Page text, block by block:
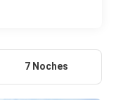
7 Noches